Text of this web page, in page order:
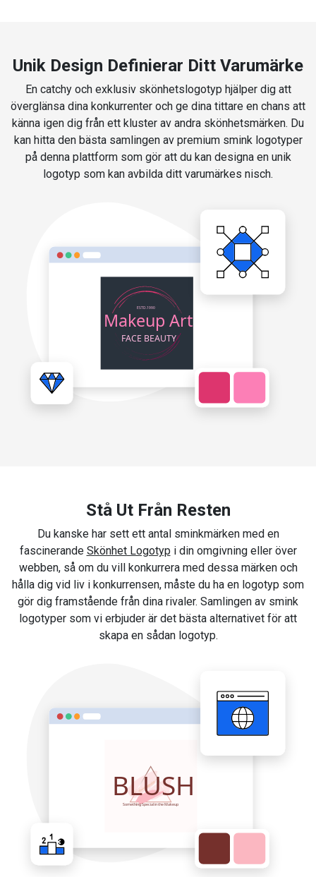
Unik Design Definierar Ditt Varumärke
En catchy och exklusiv skönhetslogotyp hjälper dig att
överglänsa dina konkurrenter och ge dina tittare en chans att
känna igen dig från ett kluster av andra skönhetsmärken. Du
kan hitta den bästa samlingen av premium smink logotyper
på denna plattform som gör att du kan designa en unik
logotyp som kan avbilda ditt varumärkes nisch.
Stå Ut Från Resten
Du kanske har sett ett antal sminkmärken med en
fascinerande Skönhet Logotyp i din omgivning eller över
webben, så om du vill konkurrera med dessa märken och
hålla dig vid liv i konkurrensen, måste du ha en logotyp som
gör dig framstående från dina rivaler. Samlingen av smink
logotyper som vi erbjuder är det bästa alternativet för att
skapa en sådan logotyp.